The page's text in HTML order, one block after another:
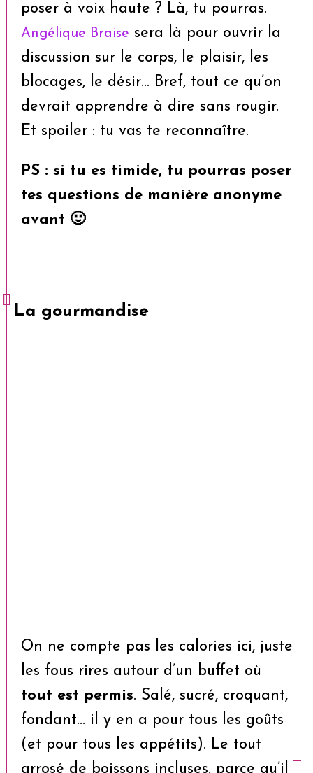
poser à voix haute ? Là, tu pourras.
Angélique Braise sera là pour ouvrir la
discussion sur le corps, le plaisir, les
blocages, le désir… Bref, tout ce qu’on
devrait apprendre à dire sans rougir.
Et spoiler : tu vas te reconnaître.
PS : si tu es timide, tu pourras poser
tes questions de manière anonyme
avant 🙂
La gourmandise
On ne compte pas les calories ici, juste
les fous rires autour d’un buffet où
tout est permis. Salé, sucré, croquant,
fondant… il y en a pour tous les goûts
(et pour tous les appétits). Le tout
arrosé de boissons incluses, parce qu’il